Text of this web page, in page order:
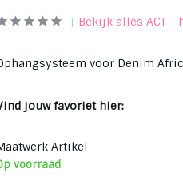
Bekijk alles ACT -
voor Denim
jouw favoriet hier:
Artikel
voorraad